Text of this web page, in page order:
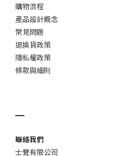
購物流程
產品設計概念
常見問題
退換貨政策
隱私權政策
條款與細則
聯絡我們
士覺有限公司